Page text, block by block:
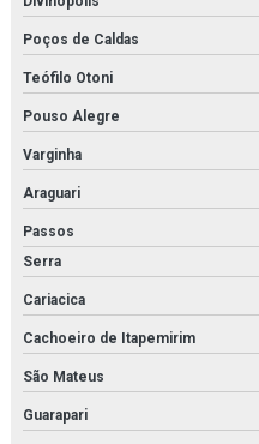
Filtro domnick hunter
Filtro finite
Filtro finite orçamento
Filtro hidráulico de pressão
Filtro hidráulico racor
Filtro hidráulico racor orçamento
Filtro hidráulico de retorno
Filtro parker
Filtro racor parker
Poços de Caldas
Teófilo Otoni
Pouso Alegre
Varginha
Araguari
Passos
Serra
Cariacica
Cachoeiro de Itapemirim
São Mateus
Guarapari